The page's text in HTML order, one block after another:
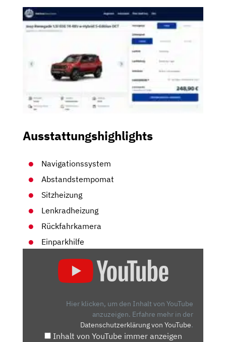
Ausstattungshighlights
Navigationssystem
Abstandstempomat
Sitzheizung
Lenkradheizung
Rückfahrkamera
Einparkhilfe
RENEGADE
Hier klicken, um den Inhalt von YouTube
anzuzeigen. Erfahre mehr in der
Datenschutzerklärung von YouTube.
Inhalt von YouTube immer anzeigen